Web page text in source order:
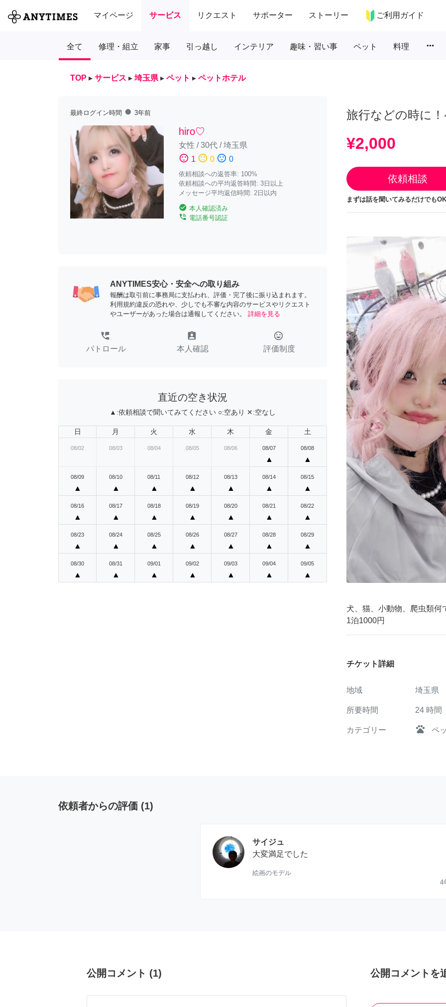
マイページ サービス リクエスト サポーター ストーリー ご利用ガイド
全て 修理・組立 家事 引っ越し インテリア 趣味・習い事 ペット 料理 more_horiz
TOP ▸ サービス ▸ 埼玉県 ▸ ペット ▸ ペットホテル
最終ログイン時間 fiber_manual_record 3年前
hiro♡
女性 /30代/埼玉県
sentiment_satisfied 1 sentiment_neutral 0 sentiment_dissatisfied 0
依頼相談への返答率: 100%
依頼相談への平均返答時間: 3日以上
メッセージ平均返信時間: 2日以内
check_circle 本人確認済み
phone_in_talk 電話番号認証
ANYTIMES安心・安全への取り組み
報酬は取引前に事務局に支払われ、評価・完了後に振り込まれます。
利用規約違反の恐れや、少しでも不審な内容のサービスやリクエスト
やユーザーがあった場合は通報してください。
詳細を見る
perm_phone_msg
パトロール
assignment_ind
本人確認
tag_faces
評価制度
直近の空き状況
▲:依頼相談で聞いてみてください ○:空あり ✕:空なし
日 月 火 水 木 金 土
08/02 08/03 08/04 08/05 08/06 08/07
▲
08/08
▲
08/09
▲
08/10
▲
08/11
▲
08/12
▲
08/13
▲
08/14
▲
08/15
▲
08/16
▲
08/17
▲
08/18
▲
08/19
▲
08/20
▲
08/21
▲
08/22
▲
08/23
▲
08/24
▲
08/25
▲
08/26
▲
08/27
▲
08/28
▲
08/29
▲
08/30
▲
08/31
▲
09/01
▲
09/02
▲
09/03
▲
09/04
▲
09/05
▲
旅行などの時に
¥2,000
依頼相談
まずは話を聞いてみるだけでも
arrow_back_iosPrevious
犬、猫、小動物、爬虫類
1泊1000円
チケット詳細
地域 埼玉県
所要時間 24 時間
カテゴリー pets ペ
依頼者からの評価 (1)
サイジュ
大変満足でした
絵画のモデル
4
公開コメント (1) 公開コメントを